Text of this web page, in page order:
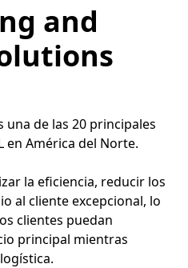
and
una de las 20 principales
en América del Norte.
la eficiencia, reducir los
al cliente excepcional, lo
clientes puedan
principal mientras